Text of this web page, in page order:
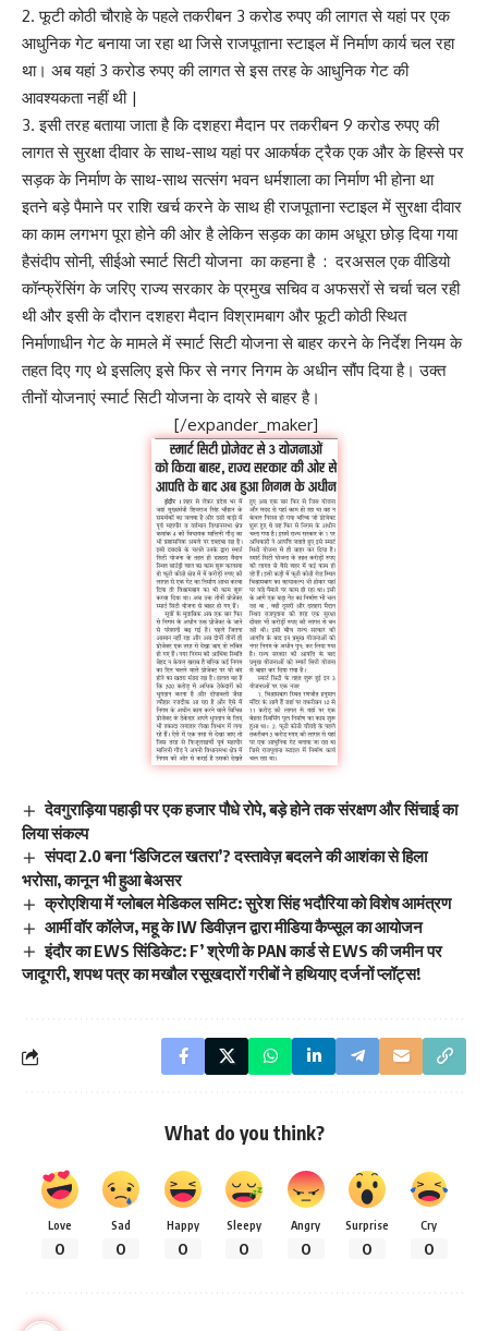
2. फूटी कोठी चौराहे के पहले तकरीबन 3 करोड रुपए की लागत से यहां पर एक
आधुनिक गेट बनाया जा रहा था जिसे राजपूताना स्टाइल में निर्माण कार्य चल रहा
था। अब यहां 3 करोड रुपए की लागत से इस तरह के आधुनिक गेट की
आवश्यकता नहीं थी |
3. इसी तरह बताया जाता है कि दशहरा मैदान पर तकरीबन 9 करोड रुपए की
लागत से सुरक्षा दीवार के साथ-साथ यहां पर आकर्षक ट्रैक एक और के हिस्से पर
सड़क के निर्माण के साथ-साथ सत्संग भवन धर्मशाला का निर्माण भी होना था
इतने बड़े पैमाने पर राशि खर्च करने के साथ ही राजपूताना स्टाइल में सुरक्षा दीवार
का काम लगभग पूरा होने की ओर है लेकिन सड़क का काम अधूरा छोड़ दिया गया
हैसंदीप सोनी, सीईओ स्मार्ट सिटी योजना का कहना है : दरअसल एक वीडियो
कॉन्फ्रेंसिंग के जरिए राज्य सरकार के प्रमुख सचिव व अफसरों से चर्चा चल रही
थी और इसी के दौरान दशहरा मैदान विश्रामबाग और फूटी कोठी स्थित
निर्माणाधीन गेट के मामले में स्मार्ट सिटी योजना से बाहर करने के निर्देश नियम के
तहत दिए गए थे इसलिए इसे फिर से नगर निगम के अधीन सौंप दिया है। उक्त
तीनों योजनाएं स्मार्ट सिटी योजना के दायरे से बाहर है।
[/expander_maker]
देवगुराड़िया पहाड़ी पर एक हजार पौधे रोपे, बड़े होने तक संरक्षण और सिंचाई का
लिया संकल्प
संपदा 2.0 बना ‘डिजिटल खतरा’? दस्तावेज़ बदलने की आशंका से हिला
भरोसा, कानून भी हुआ बेअसर
क्रोएशिया में ग्लोबल मेडिकल समिट: सुरेश सिंह भदौरिया को विशेष आमंत्रण
आर्मी वॉर कॉलेज, महू के IW डिवीज़न द्वारा मीडिया कैप्सूल का आयोजन
इंदौर का EWS सिंडिकेट: F’ श्रेणी के PAN कार्ड से EWS की जमीन पर
जादूगरी, शपथ पत्र का मखौल रसूखदारों गरीबों ने हथियाए दर्जनों प्लॉट्स!
What do you think?
Love
0
Sad
0
Happy
0
Sleepy
0
Angry
0
Surprise
0
Cry
0